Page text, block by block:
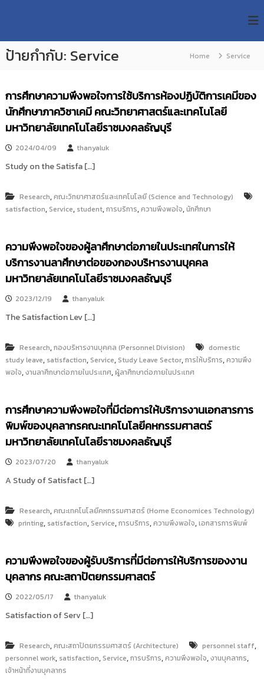
p
U
T
R
e
s
e
a
r
c
R
e
o
s
i
t
o
r
:
ค
ลั
อ
มู
ล
ง
น
จั
ย
วิ
ท
ลั
ย
เ
ท
ค
โ
ร
า
ค
ล
ญ
รี
ป้ายกำกับ: Service Home Service
การศึกษาความพึงพอใจการใช้บริการห้องปฏิบัติการเคมีของ
นักศึกษาภาควิชาเคมี คณะวิทยาศาสตร์และเทคโนโลยี
มหาวิทยาลัยเทคโนโลยีราชมงคลธัญบุรี
2024/04/09 thanyaluk
Study on the Satisfa […]
Research,คณะวิทยาศาสตร์และเทคโนโลยี (Science and Technology)
satisfaction, Service, student,การบริการ,ความพึงพอใจ,นักศึกษา
ความพึงพอใจของผู้ลาศึกษาต่อภายในประเทศในการให้
บริการงานลาศึกษาต่อของกองบริหารงานบุคคล
มหาวิทยาลัยเทคโนโลยีราชมงคลธัญบุรี
2023/12/19 thanyaluk
The Satisfaction Lev […]
Research,กองบริหารงานบุคคล (Personnel Division)
domestic
study leave, satisfaction, Service, Study Leave Sector,การให้บริการ,ความพึง
พอใจ,งานลาศึกษาต่อภายในประเทศ,ผู้ลาศึกษาต่อภายในประเทศ
การศึกษาความพึงพอใจที่มีต่อการให้บริการงานเอกสารการ
พิมพ์ของบุคลากรคณะเทคโนโลยีคหกรรมศาสตร์
มหาวิทยาลัยเทคโนโลยีราชมงคลธัญบุรี
2023/07/20 thanyaluk
A Study of Satisfact […]
Research,คณะเทคโนโลยีคหกรรมศาสตร์ (Home Economices Technology)
printing, satisfaction, Service,การบริการ,ความพึงพอใจ,เอกสารการพิมพ์
ความพึงพอใจของผู้รับบริการที่มีต่อการให้บริการของงาน
บุคลากร คณะสถาปัตยกรรมศาสตร์
2022/05/17 thanyaluk
Satisfaction of Serv […]
Research,คณะสถาปัตยกรรมศาสตร์ (Architecture) personnel staff,
personnel work, satisfaction, Service,การบริการ,ความพึงพอใจ,งานบุคลากร,
เจ้าหน้าที่งานบุคลากร